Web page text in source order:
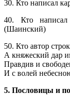
30. Кто написал
40. Кто
(Шаинский)
50. Кто автор
А княжеский дар
Правдив и
И с волей
5. Пословицы и